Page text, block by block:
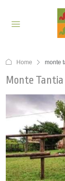
Home monte
Monte Tantia